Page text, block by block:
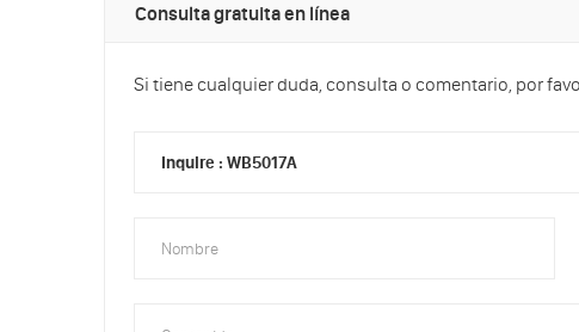
Consulta gratuita en línea
Si tiene cualquier duda, consulta o comentario, por